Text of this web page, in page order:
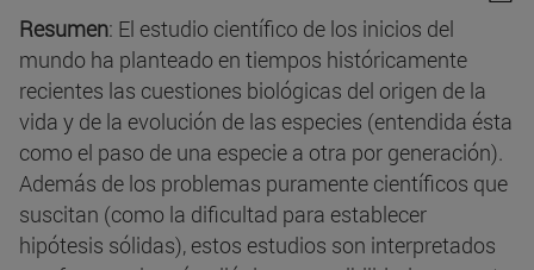
Resumen: El estudio científico de los inicios del
mundo ha planteado en tiempos históricamente
recientes las cuestiones biológicas del origen de la
vida y de la evolución de las especies (entendida ésta
como el paso de una especie a otra por generación).
Además de los problemas puramente científicos que
suscitan (como la dificultad para establecer
hipótesis sólidas), estos estudios son interpretados